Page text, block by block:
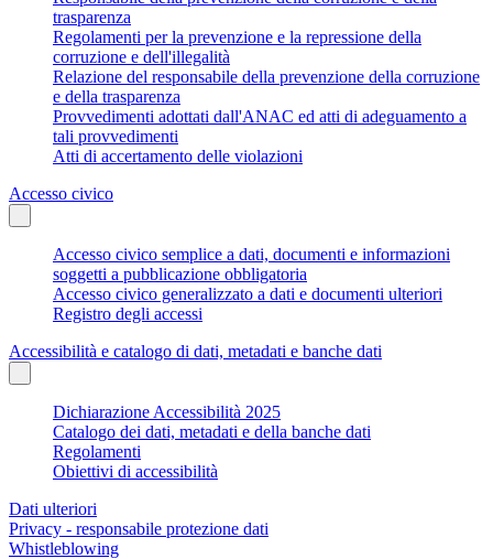
trasparenza
Regolamenti per la prevenzione e la repressione della
corruzione e dell'illegalità
Relazione del responsabile della prevenzione della corruzione
e della trasparenza
Provvedimenti adottati dall'ANAC ed atti di adeguamento a
tali provvedimenti
Atti di accertamento delle violazioni
Accesso civico
Accesso civico semplice a dati, documenti e informazioni
soggetti a pubblicazione obbligatoria
Accesso civico generalizzato a dati e documenti ulteriori
Registro degli accessi
Accessibilità e catalogo di dati, metadati e banche dati
Dichiarazione Accessibilità 2025
Catalogo dei dati, metadati e della banche dati
Regolamenti
Obiettivi di accessibilità
Dati ulteriori
Privacy - responsabile protezione dati
Whistleblowing